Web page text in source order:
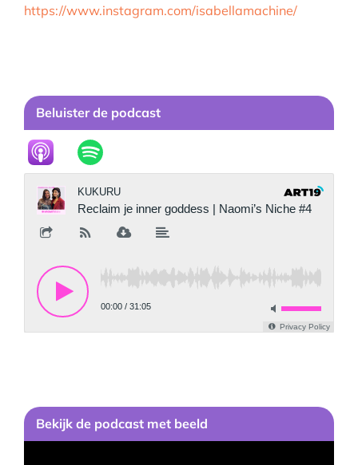
https://www.instagram.com/isabellamachine/
Beluister de podcast
Bekijk de podcast met beeld